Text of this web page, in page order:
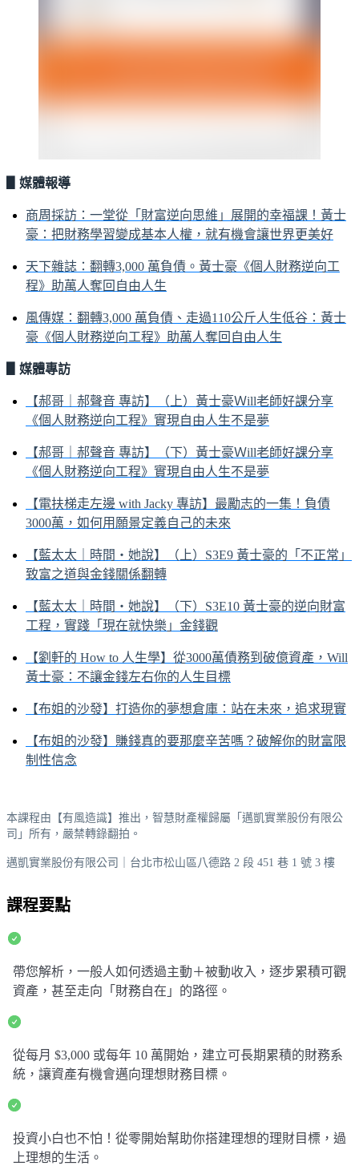
▋媒體報導
商周採訪：一堂從「財富逆向思維」展開的幸福課！黃士
豪：把財務學習變成基本人權，就有機會讓世界更美好
天下雜誌：翻轉3,000 萬負債。黃士豪《個人財務逆向工
程》助萬人奪回自由人生
風傳媒：翻轉3,000 萬負債、走過110公斤人生低谷：黃士
豪《個人財務逆向工程》助萬人奪回自由人生
▋媒體專訪
【郝哥｜郝聲音 專訪】（上）黃士豪Ｗill老師好課分享
《個人財務逆向工程》實現自由人生不是夢
【郝哥｜郝聲音 專訪】（下）黃士豪Ｗill老師好課分享
《個人財務逆向工程》實現自由人生不是夢
【電扶梯走左邊 with Jacky 專訪】最勵志的一集！負債
3000萬，如何用願景定義自己的未來
【藍太太｜時間・她說】（上）S3E9 黃士豪的「不正常」
致富之道與金錢關係翻轉
【藍太太｜時間・她說】（下）S3E10 黃士豪的逆向財富
工程，實踐「現在就快樂」金錢觀
【劉軒的 How to 人生學】從3000萬債務到破億資產，Will
黃士豪：不讓金錢左右你的人生目標
【布姐的沙發】打造你的夢想倉庫：站在未來，追求現實
【布姐的沙發】賺錢真的要那麼辛苦嗎？破解你的財富限
制性信念
本課程由【有風造識】推出，智慧財產權歸屬「邁凱實業股份有限公
司」所有，嚴禁轉錄翻拍。
邁凱實業股份有限公司｜台北市松山區八德路 2 段 451 巷 1 號 3 樓
課程要點
帶您解析，一般人如何透過主動＋被動收入，逐步累積可觀
資產，甚至走向「財務自在」的路徑。
從每月 $3,000 或每年 10 萬開始，建立可長期累積的財務系
統，讓資產有機會邁向理想財務目標。
投資小白也不怕！從零開始幫助你搭建理想的理財目標，過
上理想的生活。